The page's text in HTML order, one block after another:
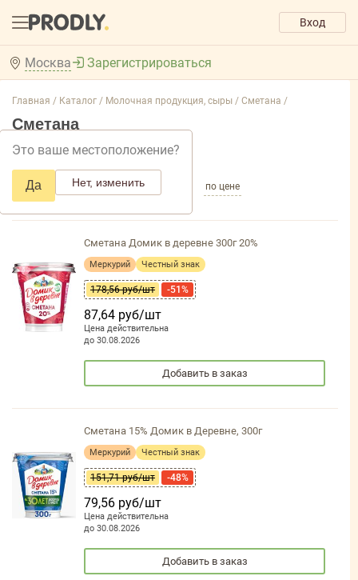
Вход
Москва
Это ваше местоположение?
Да Нет, изменить
Зарегистрироваться
Главная / Каталог / Молочная продукция, сыры / Сметана /
Сметана
Добавить фильтр товаров
по популярности по названию по цене
Сметана Домик в деревне 300г 20%
Меркурий Честный знак
178,56 руб/шт -51%
87,64 руб/шт
Цена действительна
до 30.08.2026
Добавить в заказ
Сметана 15% Домик в Деревне, 300г
Меркурий Честный знак
151,71 руб/шт -48%
79,56 руб/шт
Цена действительна
до 30.08.2026
Добавить в заказ